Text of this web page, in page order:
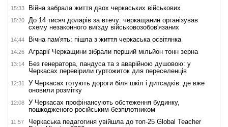
15:33 Війна забрала життя двох черкаських військових
15:20
До 14 тисяч доларів за втечу: черкащанин організував
схему незаконного виїзду військовозобов'язаних
14:44 Вічна пам'ять: пішла з життя черкаська освітянка
14:26 Аграрії Черкащини зібрали перший мільйон тонн зерна
13:14
Без генератора, пандуса та з аварійною душовою: у
Черкасах перевірили гуртожиток для переселенців
12:31
У Черкасах готують дороги біля шкіл і дитсадків: де вже
оновили розмітку
12:08
У Черкасах профінансують обстеження будинку,
пошкодженого російським безпілотником
11:57
Черкаська педагогиня увійшла до топ-25 Global Teacher